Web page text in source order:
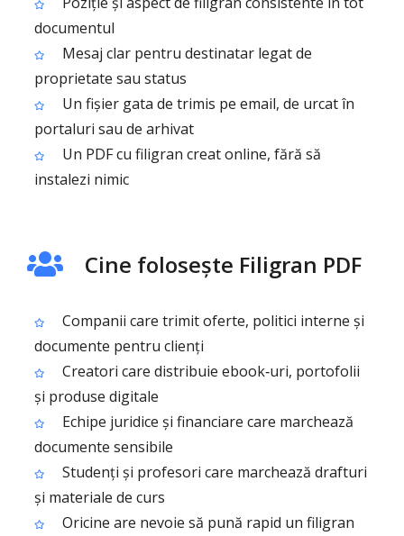
documentul
Mesaj clar pentru destinatar legat de
proprietate sau status
Un fișier gata de trimis pe email, de urcat în
portaluri sau de arhivat
Un PDF cu filigran creat online, fără să
instalezi nimic
Cine folosește Filigran PDF
Companii care trimit oferte, politici interne și
documente pentru clienți
Creatori care distribuie ebook‑uri, portofolii
și produse digitale
Echipe juridice și financiare care marchează
documente sensibile
Studenți și profesori care marchează drafturi
și materiale de curs
Oricine are nevoie să pună rapid un filigran